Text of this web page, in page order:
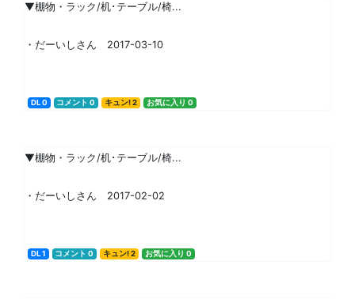
▼棚物・ラック/机･テーブル/椅...
・だーいしさん 2017-03-10
DL 0 コメント 0 キュン! 2 お気に入り 0
▼棚物・ラック/机･テーブル/椅...
・だーいしさん 2017-02-02
DL 1 コメント 0 キュン! 2 お気に入り 0